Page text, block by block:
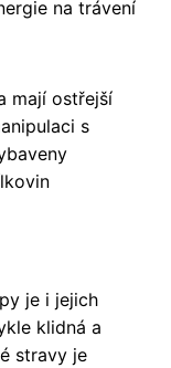
na trávení
mají ostřejší
s
je i jejich
klidná a
stravy je